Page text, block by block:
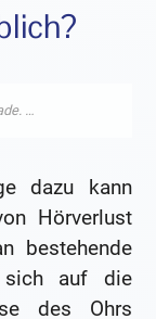
dazu kann
Hörverlust
bestehende
sich auf die
des Ohrs